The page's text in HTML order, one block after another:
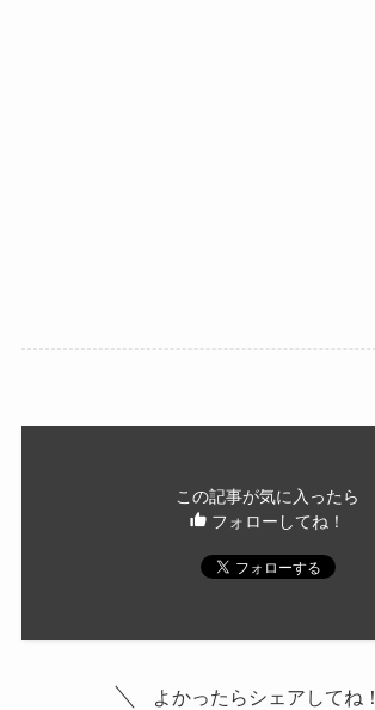
この記事が気に入ったら
フォローしてね！
よかったらシェアしてね！